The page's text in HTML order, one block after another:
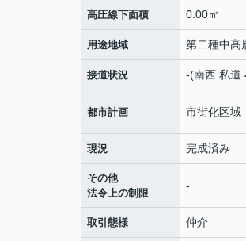
高圧線下面積 0.00㎡
用途地域 第二種中高
接道状況 -(南西 私道
都市計画 市街化区域
現況 完成済み
その他
法令上の制限
-
取引態様 仲介